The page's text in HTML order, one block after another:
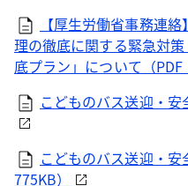
【厚生労働省事務連
理の徹底に関する緊急対
底プラン」について（PDF
こどものバス送迎・安
こどものバス送迎・安
775KB）